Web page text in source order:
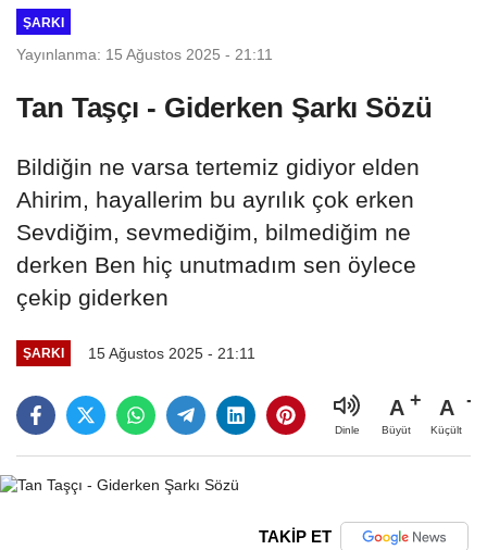
ŞARKI
Yayınlanma: 15 Ağustos 2025 - 21:11
Tan Taşçı - Giderken Şarkı Sözü
Bildiğin ne varsa tertemiz gidiyor elden
Ahirim, hayallerim bu ayrılık çok erken
Sevdiğim, sevmediğim, bilmediğim ne
derken Ben hiç unutmadım sen öylece
çekip giderken
ŞARKI 15 Ağustos 2025 - 21:11
Dinle
A
Büyüt
A
Küçült
TAKİP ET